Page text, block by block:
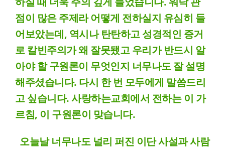
점이 많은 주제라 어떻게 전하실지 유심히 들
어보았는데, 역시나 탄탄하고 성경적인 증거
로 칼빈주의가 왜 잘못됐고 우리가 반드시 알
아야 할 구원론이 무엇인지 너무나도 잘 설명
해주셨습니다. 다시 한 번 모두에게 말씀드리
고 싶습니다. 사랑하는교회에서 전하는 이 가
르침, 이 구원론이 맞습니다.
오늘날 너무나도 널리 퍼진 이단 사설과 사람